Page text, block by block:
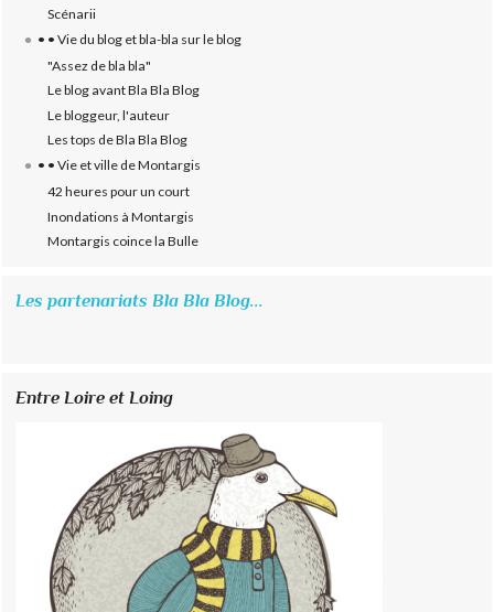
Scénarii
• • Vie du blog et bla-bla sur le blog
"Assez de bla bla"
Le blog avant Bla Bla Blog
Le bloggeur, l'auteur
Les tops de Bla Bla Blog
• • Vie et ville de Montargis
42 heures pour un court
Inondations à Montargis
Montargis coince la Bulle
Les partenariats Bla Bla Blog...
Entre Loire et Loing